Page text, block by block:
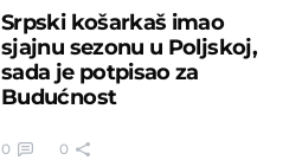
Srpski košarkaš imao
sjajnu sezonu u Poljskoj,
sada je potpisao za
Budućnost
0 0